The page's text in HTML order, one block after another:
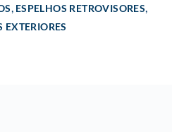
, ESPELHOS RETROVISORES,
EXTERIORES